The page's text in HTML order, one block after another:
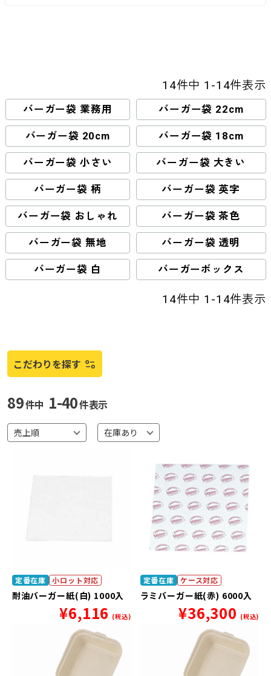
14件中 1 -14件表示
バーガー袋 業務用 バーガー袋 22cm
バーガー袋 20cm バーガー袋 18cm
バーガー袋 小さい バーガー袋 大きい
バーガー袋 柄 バーガー袋 英字
バーガー袋 おしゃれ バーガー袋 茶色
バーガー袋 無地 バーガー袋 透明
バーガー袋 白 バーガーボックス
14件中 1 -14件表示
こだわりを探す
89件中 1-40件表示
定番在庫 小ロット対応
耐油バーガー紙(白) 1000入
¥6,116 (税込)
定番在庫 ケース対応
ラミバーガー紙(赤) 6000入
¥36,300 (税込)